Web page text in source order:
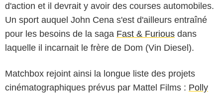
d'action et il devrait y avoir des courses automobiles.
Un sport auquel John Cena s'est d'ailleurs entraîné
pour les besoins de la saga Fast & Furious dans
laquelle il incarnait le frère de Dom (Vin Diesel).
Matchbox rejoint ainsi la longue liste des projets
cinématographiques prévus par Mattel Films : Polly